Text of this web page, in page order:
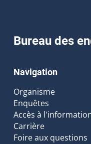
Bureau des
Navigation
Organisme
Enquêtes
Accès à
Carrière
Foire aux questions